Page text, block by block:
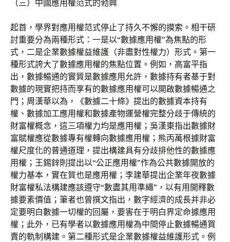
（三）中國應用權范式的勃興
起首，學界對應用權范式停止了持久不懈的摸索。相干研
討重要分為兩種形式：一是以“數據應用權”為焦點的形
式，二是企業數據權益維護（非盡對性權力）形式。第一
種形式誇大了數據應用權的焦點位置。例如，高富平指
出，數據暢通的實質是數據應用允許，數據持有者基于對
數據的現實把持而享有的數據應用權可以開啟數據暢通之
門；周漢華以為，《數據二十條》提出的數據資本持有
權、數據加工應用權和數據產物運營權完整分歧于傳統的
財富權概念，這三項權力均是應用權；吳漢東指出數據財
富賦權應從數據專有權轉向數據應用權；熊丙萬根據財富
權尺度化的普通道理，提出構建具有分歧排他性的數據應
用權；王錫鋅則提出以“公正應用權”作為公共數據開放的
權力基本，實在質也是應用權；李建華提出企業年夜數據
財富權私法構建應該遵守“數盡其用準繩”，以有用開釋數
據要素價值；筆者也曾撰文指出，數字經濟的成長并非必
定要明白數據一切權的回屬，要害在于明白界定命據應用
權；此外，已有學者以數據應用權為中間停止數據暢通買
賣的軌制構建。第二種形式是企業數據權益維護形式。例